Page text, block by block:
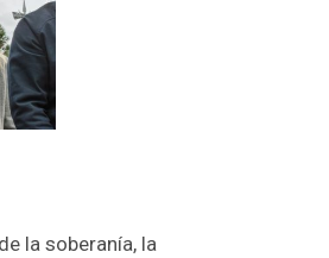
la soberanía, la